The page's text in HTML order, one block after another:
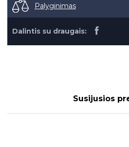
Palyginimas
Dalintis su draugais:
Susijusios